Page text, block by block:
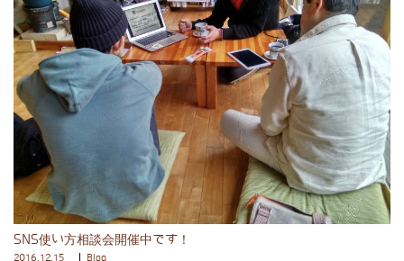
SNS使い方相談会開催中です！
2016.12.15 Blog